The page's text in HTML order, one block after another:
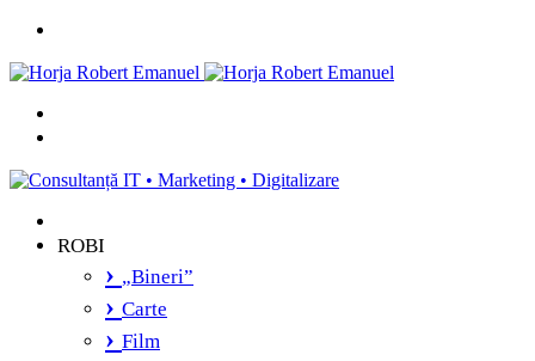
găsi...
ROBI
„Bineri”
Carte
Film